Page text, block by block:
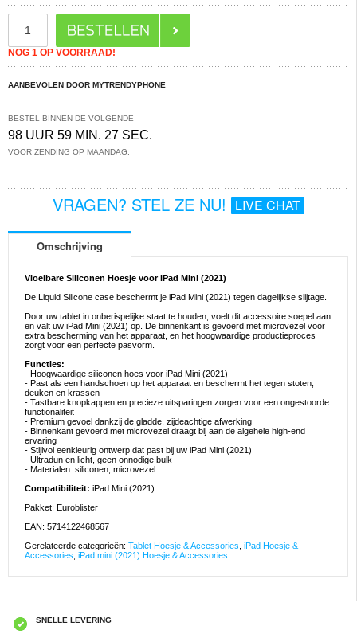
NOG 1 OP VOORRAAD!
AANBEVOLEN DOOR MYTRENDYPHONE
BESTEL BINNEN DE VOLGENDE
98 UUR 59 MIN. 27 SEC.
VOOR ZENDING OP MAANDAG.
VRAGEN? STEL ZE NU! LIVE CHAT
Omschrijving
Vloeibare Siliconen Hoesje voor iPad Mini (2021)
De Liquid Silicone case beschermt je iPad Mini (2021) tegen dagelijkse slijtage.
Door uw tablet in onberispelijke staat te houden, voelt dit accessoire soepel aan
en valt uw iPad Mini (2021) op. De binnenkant is gevoerd met microvezel voor
extra bescherming van het apparaat, en het hoogwaardige productieproces
zorgt voor een perfecte pasvorm.
Functies:
- Hoogwaardige siliconen hoes voor iPad Mini (2021)
- Past als een handschoen op het apparaat en beschermt het tegen stoten,
deuken en krassen
- Tastbare knopkappen en precieze uitsparingen zorgen voor een ongestoorde
functionaliteit
- Premium gevoel dankzij de gladde, zijdeachtige afwerking
- Binnenkant gevoerd met microvezel draagt bij aan de algehele high-end
ervaring
- Stijlvol eenkleurig ontwerp dat past bij uw iPad Mini (2021)
- Ultradun en licht, geen onnodige bulk
- Materialen: siliconen, microvezel
Compatibiliteit: iPad Mini (2021)
Pakket: Euroblister
EAN: 5714122468567
Gerelateerde categorieën: Tablet Hoesje & Accessories iPad Hoesje &
Accessories iPad mini (2021) Hoesje & Accessories
SNELLE LEVERING